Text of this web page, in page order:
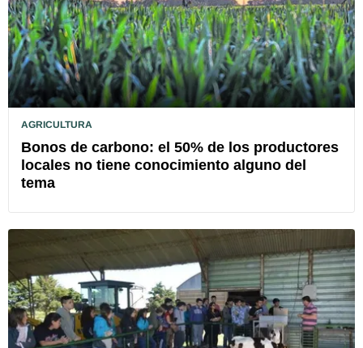
AGRICULTURA
Bonos de carbono: el 50% de los productores
locales no tiene conocimiento alguno del
tema